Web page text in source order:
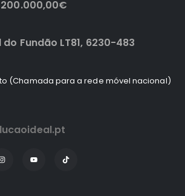
Fundão LT81, 6230-483
(Chamada para a rede móvel nacional)